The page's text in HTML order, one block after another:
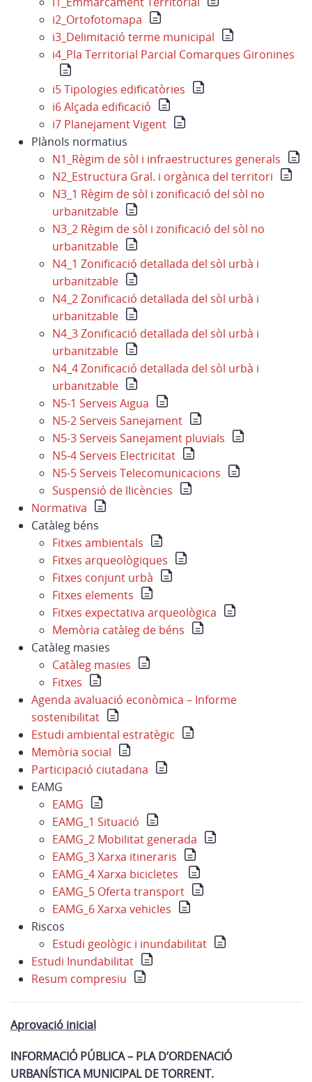
i2_Ortofotomapa
i3_Delimitació terme municipal
i4_Pla Territorial Parcial Comarques Gironines
i5 Tipologies edificatòries
i6 Alçada edificació
i7 Planejament Vigent
Plànols normatius
N1_Règim de sòl i infraestructures generals
N2_Estructura Gral. i orgànica del territori
N3_1 Règim de sòl i zonificació del sòl no
urbanitzable
N3_2 Règim de sòl i zonificació del sòl no
urbanitzable
N4_1 Zonificació detallada del sòl urbà i
urbanitzable
N4_2 Zonificació detallada del sòl urbà i
urbanitzable
N4_3 Zonificació detallada del sòl urbà i
urbanitzable
N4_4 Zonificació detallada del sòl urbà i
urbanitzable
N5-1 Serveis Aigua
N5-2 Serveis Sanejament
N5-3 Serveis Sanejament pluvials
N5-4 Serveis Electricitat
N5-5 Serveis Telecomunicacions
Suspensió de llicències
Normativa
Catàleg béns
Fitxes ambientals
Fitxes arqueològiques
Fitxes conjunt urbà
Fitxes elements
Fitxes expectativa arqueològica
Memòria catàleg de béns
Catàleg masies
Catàleg masies
Fitxes
Agenda avaluació econòmica – Informe
sostenibilitat
Estudi ambiental estratègic
Memòria social
Participació ciutadana
EAMG
EAMG
EAMG_1 Situació
EAMG_2 Mobilitat generada
EAMG_3 Xarxa itineraris
EAMG_4 Xarxa bicicletes
EAMG_5 Oferta transport
EAMG_6 Xarxa vehicles
Riscos
Estudi geològic i inundabilitat
Estudi Inundabilitat
Resum compresiu
Aprovació inicial
INFORMACIÓ PÚBLICA – PLA D’ORDENACIÓ
URBANÍSTICA MUNICIPAL DE TORRENT.